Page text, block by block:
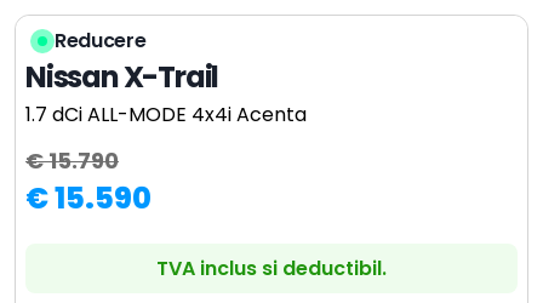
Reducere
Nissan X-Trail
1.7 dCi ALL-MODE 4x4i Acenta
€ 15.790
€ 15.590
TVA inclus si deductibil.